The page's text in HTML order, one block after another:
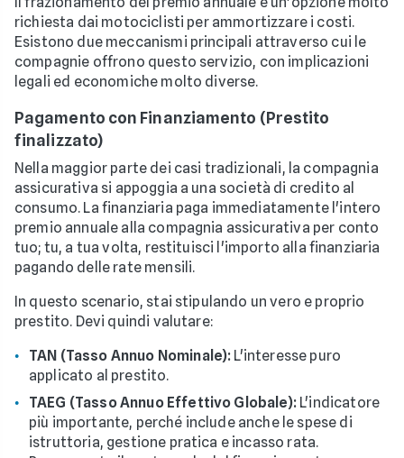
richiesta dai motociclisti per ammortizzare i costi.
Esistono due meccanismi principali attraverso cui le
compagnie offrono questo servizio, con implicazioni
legali ed economiche molto diverse.
Pagamento con Finanziamento (Prestito
finalizzato)
Nella maggior parte dei casi tradizionali, la compagnia
assicurativa si appoggia a una società di credito al
consumo. La finanziaria paga immediatamente l'intero
premio annuale alla compagnia assicurativa per conto
tuo; tu, a tua volta, restituisci l'importo alla finanziaria
pagando delle rate mensili.
In questo scenario, stai stipulando un vero e proprio
prestito. Devi quindi valutare:
TAN (Tasso Annuo Nominale): L'interesse puro
applicato al prestito.
TAEG (Tasso Annuo Effettivo Globale):L'indicatore
più importante, perché include anche le spese di
istruttoria, gestione pratica e incasso rata.